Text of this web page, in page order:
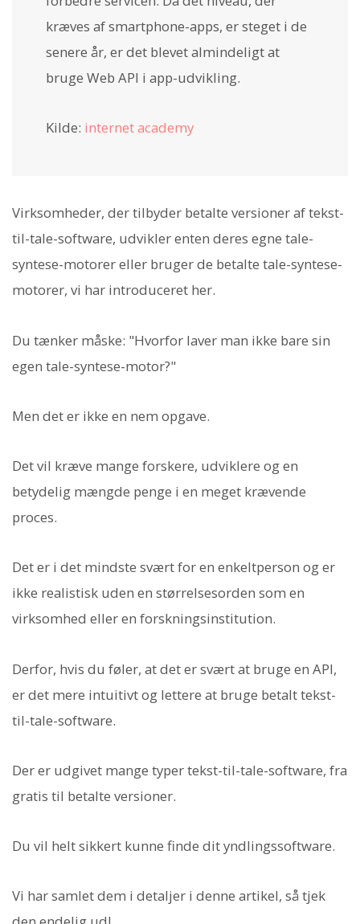
kræves af smartphone-apps, er steget i de
senere år, er det blevet almindeligt at
bruge Web API i app-udvikling.
Kilde: internet academy
Virksomheder, der tilbyder betalte versioner af tekst-
til-tale-software, udvikler enten deres egne tale-
syntese-motorer eller bruger de betalte tale-syntese-
motorer, vi har introduceret her.
Du tænker måske: "Hvorfor laver man ikke bare sin
egen tale-syntese-motor?"
Men det er ikke en nem opgave.
Det vil kræve mange forskere, udviklere og en
betydelig mængde penge i en meget krævende
proces.
Det er i det mindste svært for en enkeltperson og er
ikke realistisk uden en størrelsesorden som en
virksomhed eller en forskningsinstitution.
Derfor, hvis du føler, at det er svært at bruge en API,
er det mere intuitivt og lettere at bruge betalt tekst-
til-tale-software.
Der er udgivet mange typer tekst-til-tale-software, fra
gratis til betalte versioner.
Du vil helt sikkert kunne finde dit yndlingssoftware.
Vi har samlet dem i detaljer i denne artikel, så tjek